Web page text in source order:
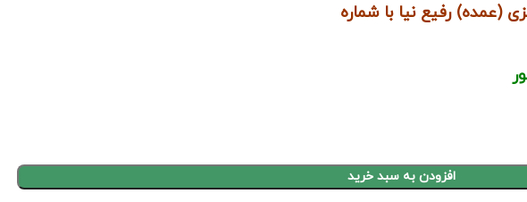
رفیع نیا با شماره
افزودن به سبد خرید